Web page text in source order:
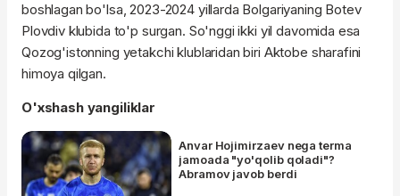
boshlagan bo'lsa, 2023-2024 yillarda Bolgariyaning Botev
Plovdiv klubida to'p surgan. So'nggi ikki yil davomida esa
Qozog'istonning yetakchi klublaridan biri Aktobe sharafini
himoya qilgan.
O'xshash yangiliklar
Anvar Hojimirzaev nega terma
jamoada "yo'qolib qoladi"?
Abramov javob berdi